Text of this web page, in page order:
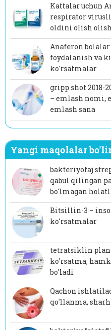
Kattalar uchun
respirator
oldini olish
Anaferon
foydalanish va
ko'rsatmalar
gripp shot 2018-
– emlash nomi,
emlash sana
Yangi maqolalar
bakteriyofaj
qabul qilingan
bo'lmagan
Bitsillin-3 –
ko'rsatmalar
tetratsiklin
ko'rsatma,
bo'ladi
Qachon
qo'llanma,